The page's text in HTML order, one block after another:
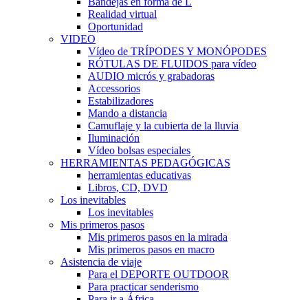
Realidad virtual
Oportunidad
VIDEO
Vídeo de TRÍPODES Y MONÓPODES
RÓTULAS DE FLUIDOS para vídeo
AUDIO micrós y grabadoras
Accessorios
Estabilizadores
Mando a distancia
Camuflaje y la cubierta de la lluvia
Iluminación
Vídeo bolsas especiales
HERRAMIENTAS PEDAGÓGICAS
herramientas educativas
Libros, CD, DVD
Los inevitables
Los inevitables
Mis primeros pasos
Mis primeros pasos en la mirada
Mis primeros pasos en macro
Asistencia de viaje
Para el DEPORTE OUTDOOR
Para practicar senderismo